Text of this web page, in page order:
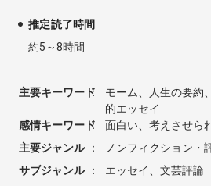
推定読了時間
約5～8時間
主要キーワード
：
モーム、人生の要約
的エッセイ
感情キーワード
：
面白い、考えさせら
主要ジャンル
：
ノンフィクション・
サブジャンル
：
エッセイ、文芸評論